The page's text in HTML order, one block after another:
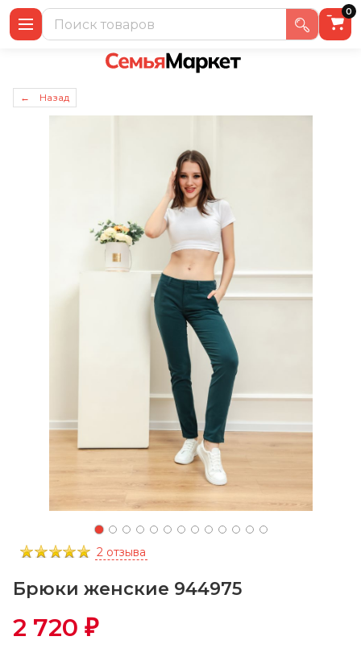
0
← Назад
2 отзыва
Брюки женские 944975
2 720 ₽